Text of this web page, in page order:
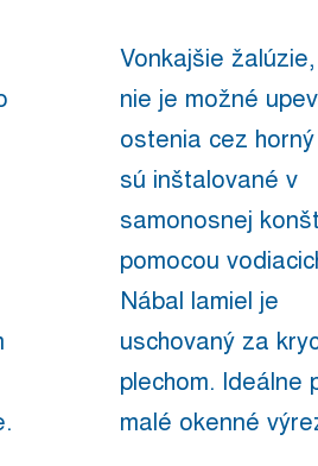
Vonkajšie
nie je možné
ostenia cez
sú inštalované v
samonosnej
pomocou
Nábal lamiel je
uschovaný za
plechom. Ideálne
malé okenné